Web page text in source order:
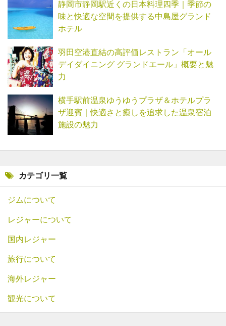
静岡市静岡駅近くの日本料理四季｜季節の
味と快適な空間を提供する中島屋グランド
ホテル
羽田空港直結の高評価レストラン「オール
デイダイニング グランドエール」概要と魅
力
横手駅前温泉ゆうゆうプラザ＆ホテルプラ
ザ迎賓｜快適さと癒しを追求した温泉宿泊
施設の魅力
カテゴリ一覧
ジムについて
レジャーについて
国内レジャー
旅行について
海外レジャー
観光について